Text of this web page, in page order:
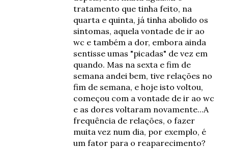
tratamento que tinha feito, na
quarta e quinta, já tinha abolido os
sintomas, aquela vontade de ir ao
wc e também a dor, embora ainda
sentisse umas "picadas" de vez em
quando. Mas na sexta e fim de
semana andei bem, tive relações no
fim de semana, e hoje isto voltou,
começou com a vontade de ir ao wc
e as dores voltaram novamente...A
frequência de relações, o fazer
muita vez num dia, por exemplo, é
um fator para o reaparecimento?